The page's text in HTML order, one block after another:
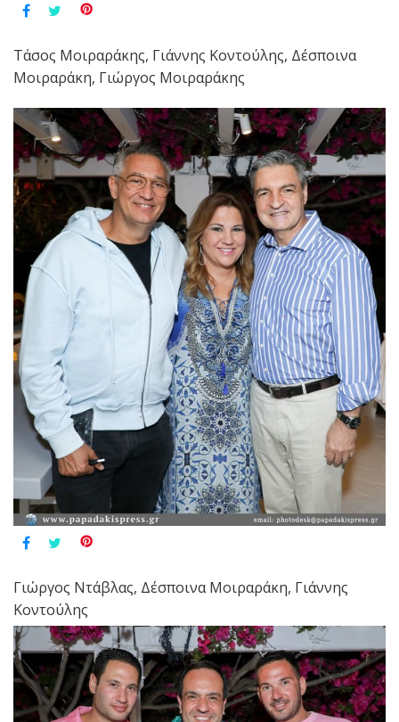
Τάσος Μοιραράκης, Γιάννης Κοντούλης, Δέσποινα
Μοιραράκη, Γιώργος Μοιραράκης
Γιώργος Ντάβλας, Δέσποινα Μοιραράκη, Γιάννης
Κοντούλης